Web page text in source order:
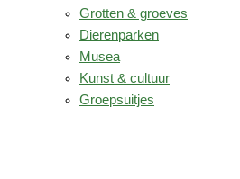
Grotten & groeves
Dierenparken
Musea
Kunst & cultuur
Groepsuitjes